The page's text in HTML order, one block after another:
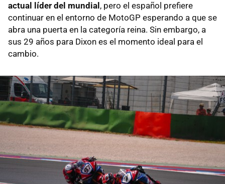
actual líder del mundial , pero el español prefiere
continuar en el entorno de MotoGP esperando a que se
abra una puerta en la categoría reina. Sin embargo, a
sus 29 años para Dixon es el momento ideal para el
cambio.